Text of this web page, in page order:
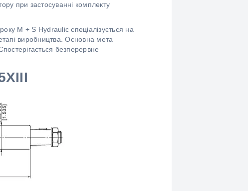
при застосуванні комплекту
M + S Hydraulic спеціалізується на
виробництва. Основна мета
безперервне